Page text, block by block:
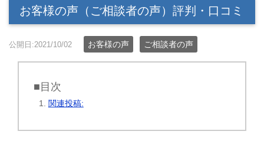
お客様の声（ご相談者の声）評判・口コミ
公開日:2021/10/02 お客様の声 ご相談者の声
■目次
関連投稿: